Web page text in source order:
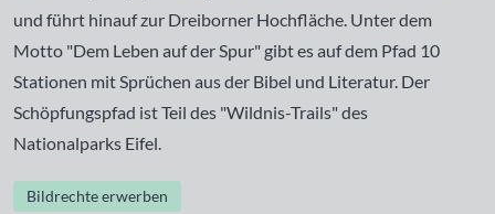
und führt hinauf zur Dreiborner Hochfläche. Unter dem
Motto "Dem Leben auf der Spur" gibt es auf dem Pfad 10
Stationen mit Sprüchen aus der Bibel und Literatur. Der
Schöpfungspfad ist Teil des "Wildnis-Trails" des
Nationalparks Eifel.
Bildrechte erwerben